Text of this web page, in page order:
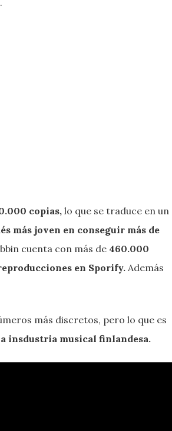
copias,lo que se traduce en un
más joven en conseguir más de
cuenta con más de 460.000
en Sporify. Además
más discretos, pero lo que es
insdustria musical finlandesa.